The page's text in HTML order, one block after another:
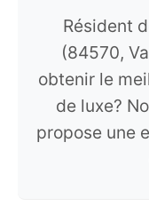
Résident
(84570,
obtenir le
de luxe?
propose une